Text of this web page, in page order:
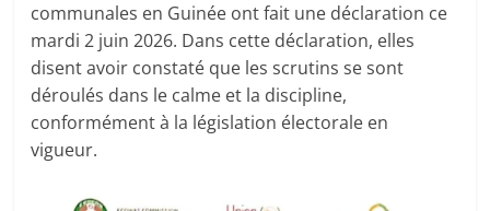
communales en Guinée ont fait une déclaration ce
mardi 2 juin 2026. Dans cette déclaration, elles
disent avoir constaté que les scrutins se sont
déroulés dans le calme et la discipline,
conformément à la législation électorale en
vigueur.